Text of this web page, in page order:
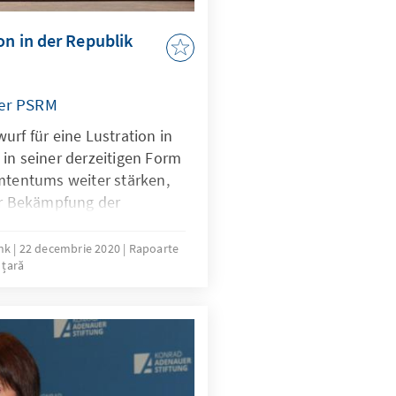
der EU hin zu
entgegengesetzt sind.
Netzwerke
Behörden
reformorientierter
im vergangenen
eröffnet allerdings
Veränderungen.
in der Republik
PSRM
für eine Lustration in
seiner derzeitigen Form
weiter stärken,
Bekämpfung der
22 decembrie 2020
Rapoarte